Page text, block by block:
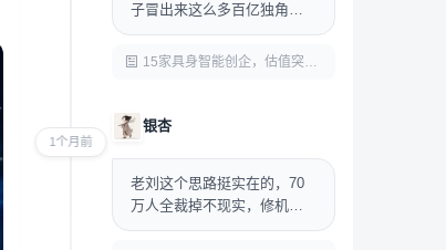
子冒出来这么多百亿独角
兽，看来资本是真在往这个
赛道砸钱。不过这种堆估值
1个月前
银杏
老刘这个思路挺实在的，70
万人全裁掉不现实，修机器
人也算给兄弟们找条新出